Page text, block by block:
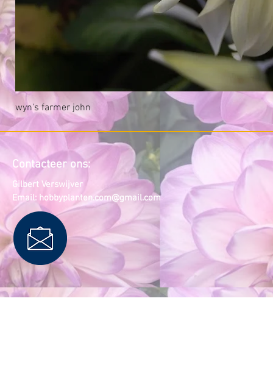
wyn's farmer john
Contacteer ons:
Gilbert Verswijver
Email: hobbyplanten.com@gmail.com